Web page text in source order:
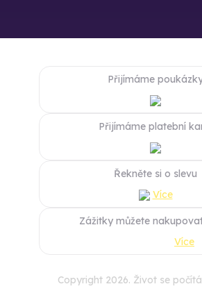
Přijímáme
Přijímáme platební
Řekněte si o slevu
Více
Zážitky můžete
Více
Copyright 2026. Život se